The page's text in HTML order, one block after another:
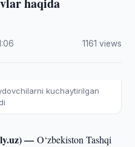
1161 views
kuchaytirilgan
—O‘zbekiston Tashqi